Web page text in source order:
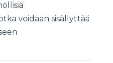
voidaan sisällyttää